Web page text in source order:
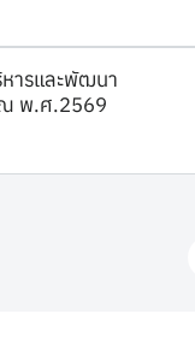
ารและพัฒนา
ณ พ.ศ.2569